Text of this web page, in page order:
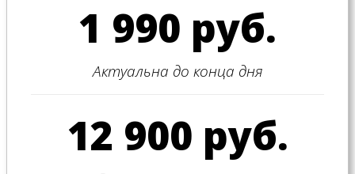
1 990 руб.
Актуальна до конца дня
12 900 руб.